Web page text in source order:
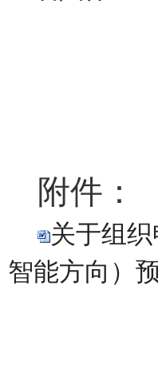
附件：
关于组
智能方向）